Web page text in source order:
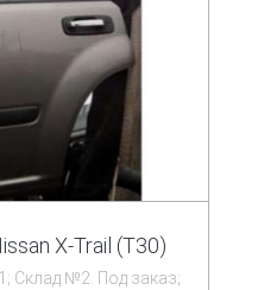
X-Trail (T30)
Склад №2. Под заказ;